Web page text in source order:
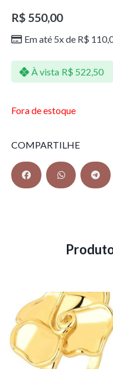
R$550,00
Em até 5x de R$
À vista R$ 522,50
Fora de estoque
COMPARTILHE